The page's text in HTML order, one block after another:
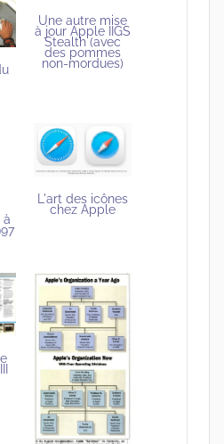
Une autre mise
à jour Apple IIGS
Stealth (avec
des pommes
non-mordues)
à
L'art des icônes
chez Apple